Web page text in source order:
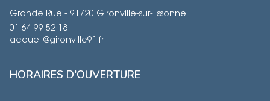
Grande Rue - 91720 Gironville-sur-Essonne
01 64 99 52 18
accueil@gironville91.fr
HORAIRES D'OUVERTURE